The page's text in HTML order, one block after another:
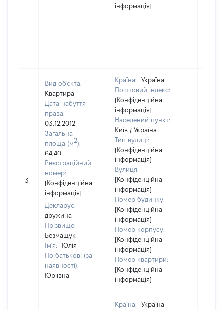
інформація]
3
Вид об'єкта:
Квартира
Дата набуття
права:
03.12.2012
Загальна
площа (м2):
64,40
Реєстраційний
номер:
[Конфіденційна
інформація]
Декларує:
дружина
Прізвище:
Безмащук
Ім'я:
Юлія
По батькові (за
наявності):
Юріївна
Країна:
Україна
Поштовий індекс:
[Конфіденційна
інформація]
Населений пункт:
Київ / Україна
Тип вулиці:
[Конфіденційна
інформація]
Вулиця:
[Конфіденційна
інформація]
Номер будинку:
[Конфіденційна
інформація]
Номер корпусу:
[Конфіденційна
інформація]
Номер квартири:
[Конфіденційна
інформація]
Країна:
Україна